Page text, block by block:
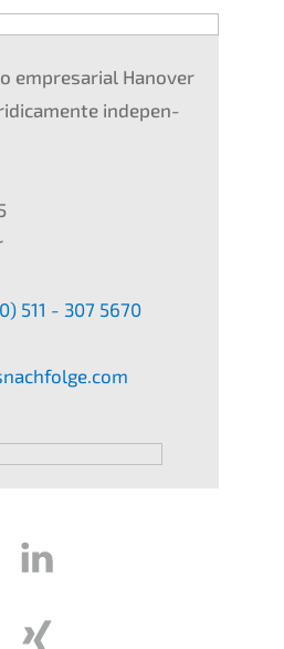
empre­sa­ri­al Hanover
indepen­
511 - 307 5670